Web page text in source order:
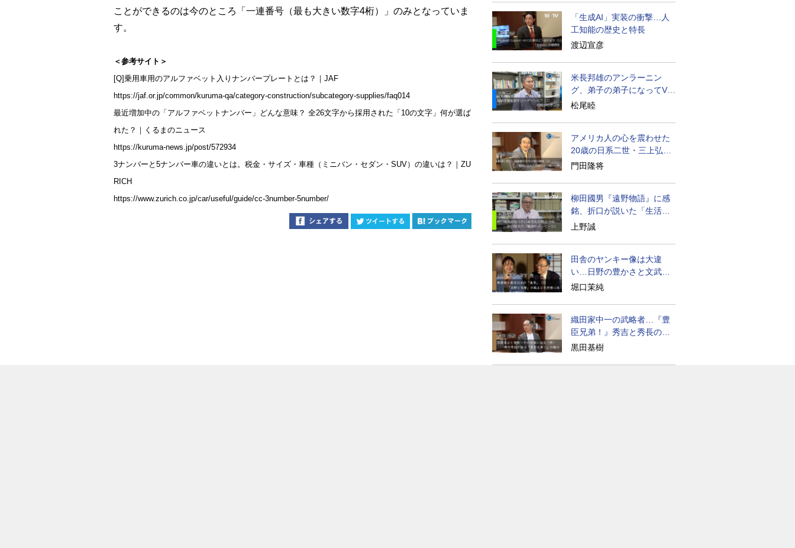
ことができるのは今のところ「一連番号（最も大きい数字4桁）」のみとなっていま
す。
＜参考サイト＞
[Q]乗用車用のアルファベット入りナンバープレートとは？｜JAF
https://jaf.or.jp/common/kuruma-qa/category-construction/subcategory-supplies/faq014
最近増加中の「アルファベットナンバー」どんな意味？ 全26文字から採用された「10の文字」何が選ば
れた？｜くるまのニュース
https://kuruma-news.jp/post/572934
3ナンバーと5ナンバー車の違いとは。税金・サイズ・車種（ミニバン・セダン・SUV）の違いは？｜ZU
RICH
https://www.zurich.co.jp/car/useful/guide/cc-3number-5number/
「生成AI」実装の衝撃…人
工知能の歴史と特長
渡辺宣彦
米長邦雄のアンラーニン
グ、弟子の弟子になってV字
成長
松尾睦
アメリカ人の心を震わせた
20歳の日系二世・三上弘文
の翻訳
門田隆将
柳田國男『遠野物語』に感
銘、折口が説いた「生活の
古典」
上野誠
田舎のヤンキー像は大違
い…日野の豊かさと文武両
道の気風
堀口茉純
織田家中一の武略者…『豊
臣兄弟！』秀吉と秀長の知
られざる実像
黒田基樹